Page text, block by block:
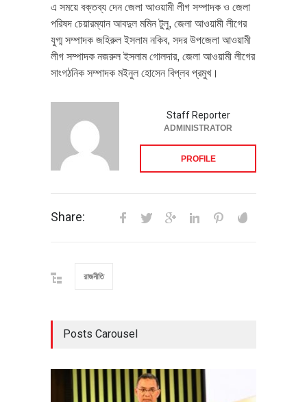
এ সময়ে বক্তব্য দেন জেলা আওয়ামী লীগ সম্পাদক ও জেলা
পরিষদ চেয়ারম্যান আবদুল মমিন টুলু, জেলা আওয়ামী লীগের
যুগ্ম সম্পাদক জহিরুল ইসলাম নকিব, সদর উপজেলা আওয়ামী
লীগ সম্পাদক নজরুল ইসলাম গোলদার, জেলা আওয়ামী লীগের
সাংগঠনিক সম্পাদক মইনুল হোসেন বিপ্লব প্রমুখ।
Staff Reporter
ADMINISTRATOR
PROFILE
Share:
রাজনীতি
Posts Carousel